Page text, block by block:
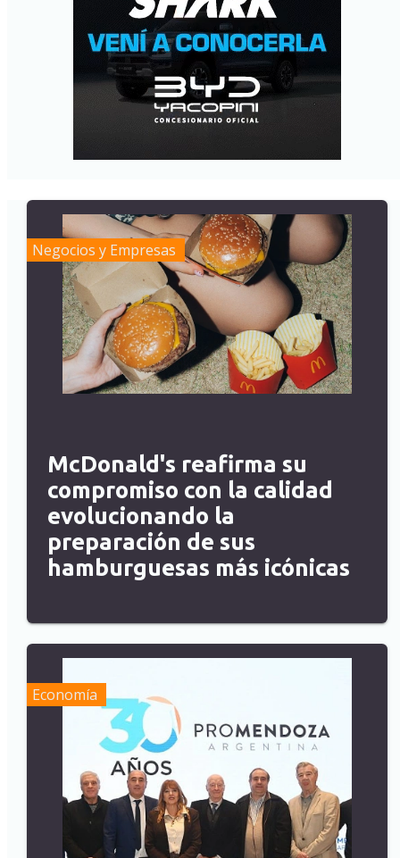
Negocios y Empresas
McDonald's reafirma su
compromiso con la calidad
evolucionando la
preparación de sus
hamburguesas más icónicas
Economía